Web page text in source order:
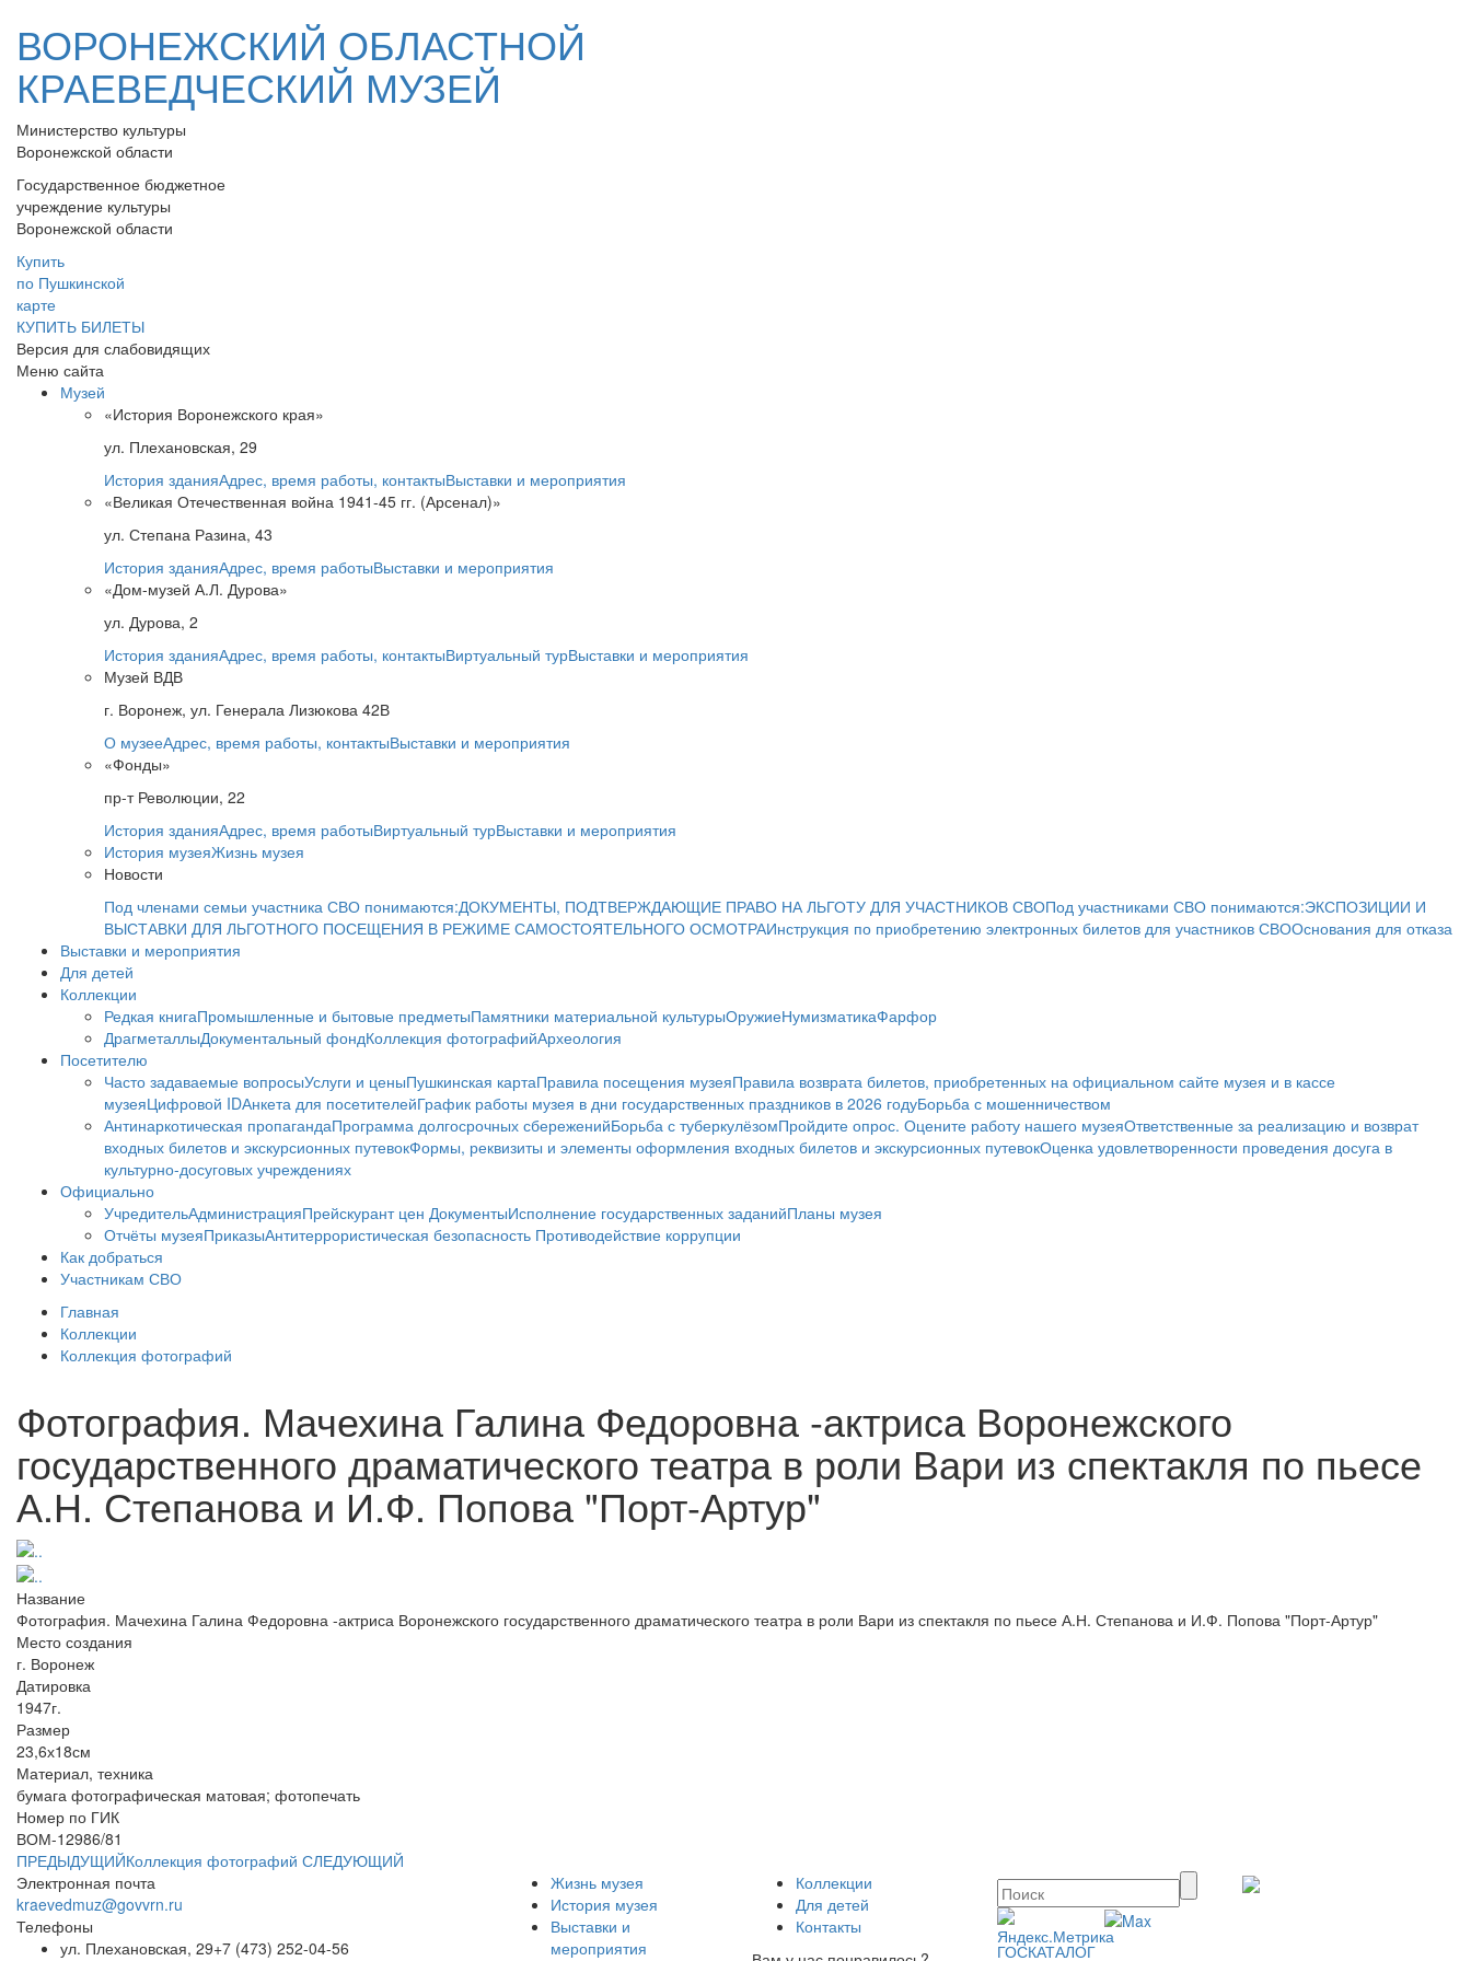
ВОРОНЕЖСКИЙ ОБЛАСТНОЙ
КРАЕВЕДЧЕСКИЙ МУЗЕЙ
Министерство культуры
Воронежской области
Государственное бюджетное
учреждение культуры
Воронежской области
Купить
по Пушкинской
карте
КУПИТЬ БИЛЕТЫ
Версия для слабовидящих
Меню сайта
Музей
«История Воронежского края»
ул. Плехановская, 29
История зданияАдрес, время работы, контактыВыставки и мероприятия
«Великая Отечественная война 1941-45 гг. (Арсенал)»
ул. Степана Разина, 43
История зданияАдрес, время работыВыставки и мероприятия
«Дом-музей А.Л. Дурова»
ул. Дурова, 2
История зданияАдрес, время работы, контактыВиртуальный турВыставки и мероприятия
Музей ВДВ
г. Воронеж, ул. Генерала Лизюкова 42В
О музееАдрес, время работы, контактыВыставки и мероприятия
«Фонды»
пр-т Революции, 22
История зданияАдрес, время работыВиртуальный турВыставки и мероприятия
История музеяЖизнь музея
Новости
Под членами семьи участника СВО понимаются:ДОКУМЕНТЫ, ПОДТВЕРЖДАЮЩИЕ ПРАВО НА ЛЬГОТУ ДЛЯ УЧАСТНИКОВ СВОПод участниками СВО понимаются:ЭКСПОЗИЦИИ И
ВЫСТАВКИ ДЛЯ ЛЬГОТНОГО ПОСЕЩЕНИЯ В РЕЖИМЕ САМОСТОЯТЕЛЬНОГО ОСМОТРАИнструкция по приобретению электронных билетов для участников СВООснования для отказа
Выставки и мероприятия
Для детей
Коллекции
Редкая книгаПромышленные и бытовые предметыПамятники материальной культурыОружиеНумизматикаФарфор
ДрагметаллыДокументальный фондКоллекция фотографийАрхеология
Посетителю
Часто задаваемые вопросыУслуги и ценыПушкинская картаПравила посещения музеяПравила возврата билетов, приобретенных на официальном сайте музея и в кассе
музеяЦифровой IDАнкета для посетителейГрафик работы музея в дни государственных праздников в 2026 годуБорьба с мошенничеством
Антинаркотическая пропагандаПрограмма долгосрочных сбереженийБорьба с туберкулёзомПройдите опрос. Оцените работу нашего музеяОтветственные за реализацию и возврат
входных билетов и экскурсионных путевокФормы, реквизиты и элементы оформления входных билетов и экскурсионных путевокОценка удовлетворенности проведения досуга в
культурно-досуговых учреждениях
Официально
УчредительАдминистрацияПрейскурант цен ДокументыИсполнение государственных заданийПланы музея
Отчёты музеяПриказыАнтитеррористическая безопасность Противодействие коррупции
Как добраться
Участникам СВО
Главная
Коллекции
Коллекция фотографий
Фотография. Мачехина Галина Федоровна -актриса Воронежского
государственного драматического театра в роли Вари из спектакля по пьесе
А.Н. Степанова и И.Ф. Попова "Порт-Артур"
Название
Фотография. Мачехина Галина Федоровна -актриса Воронежского государственного драматического театра в роли Вари из спектакля по пьесе А.Н. Степанова и И.Ф. Попова "Порт-Артур"
Место создания
г. Воронеж
Датировка
1947г.
Размер
23,6х18см
Материал, техника
бумага фотографическая матовая; фотопечать
Номер по ГИК
ВОМ-12986/81
ПРЕДЫДУЩИЙКоллекция фотографий СЛЕДУЮЩИЙ
Электронная почта
kraevedmuz@govvrn.ru
Телефоны
ул. Плехановская, 29+7 (473) 252-04-56
Жизнь музея
История музея
Выставки и
мероприятия
Коллекции
Для детей
Контакты
ГОСКАТАЛОГ